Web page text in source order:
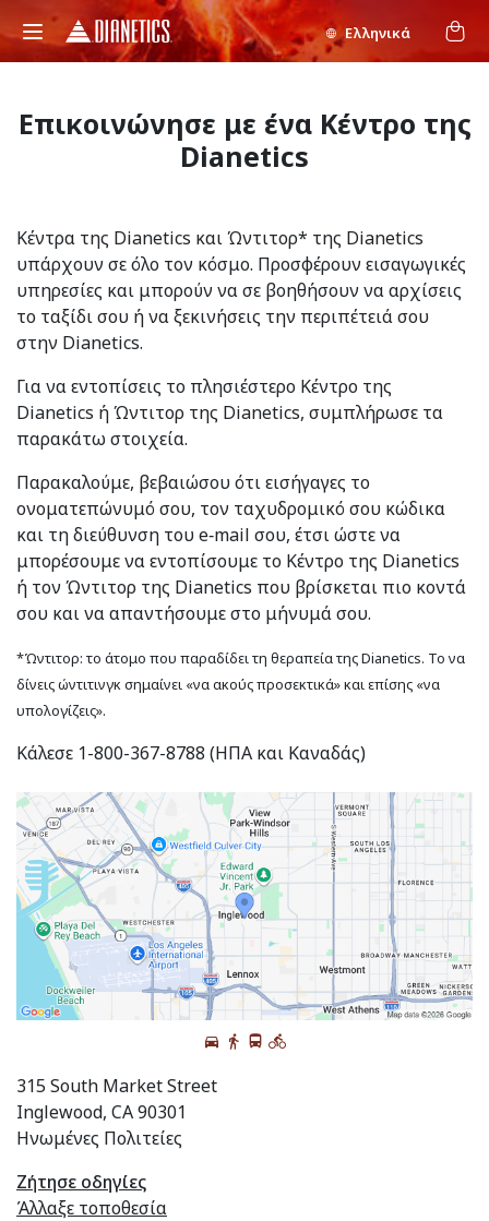
Ελληνικά
Επικοινώνησε με ένα Κέντρο της
Dianetics
Κέντρα της Dianetics και Ώντιτορ* της Dianetics
υπάρχουν σε όλο τον κόσμο. Προσφέρουν εισαγωγικές
υπηρεσίες και μπορούν να σε βοηθήσουν να αρχίσεις
το ταξίδι σου ή να ξεκινήσεις την περιπέτειά σου
στην Dianetics.
Για να εντοπίσεις το πλησιέστερο Κέντρο της
Dianetics ή Ώντιτορ της Dianetics, συμπλήρωσε τα
παρακάτω στοιχεία.
Παρακαλούμε, βεβαιώσου ότι εισήγαγες το
ονοματεπώνυμό σου, τον ταχυδρομικό σου κώδικα
και τη διεύθυνση του e‑mail σου, έτσι ώστε να
μπορέσουμε να εντοπίσουμε το Κέντρο της Dianetics
ή τον Ώντιτορ της Dianetics που βρίσκεται πιο κοντά
σου και να απαντήσουμε στο μήνυμά σου.
*Ώντιτορ: το άτομο που παραδίδει τη θεραπεία της Dianetics. Το να
δίνεις ώντιτινγκ σημαίνει «να ακούς προσεκτικά» και επίσης «να
υπολογίζεις».
Κάλεσε 1-800-367-8788 (ΗΠΑ και Καναδάς)
315 South Market Street
Inglewood, CA 90301
Ηνωμένες Πολιτείες
Ζήτησε οδηγίες
Άλλαξε τοποθεσία